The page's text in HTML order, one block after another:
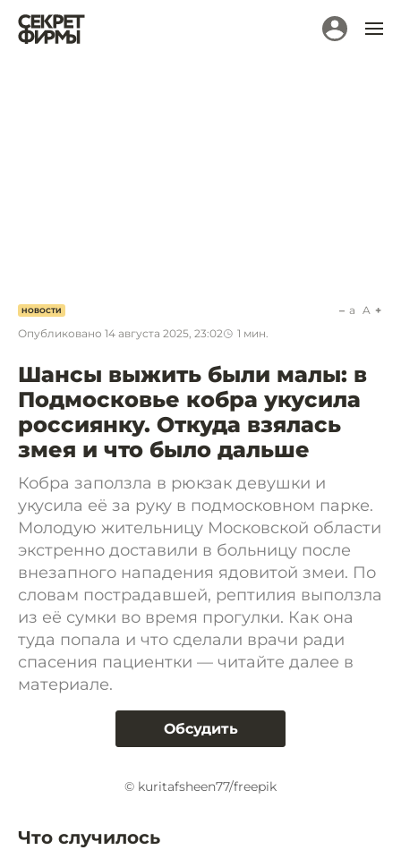
НОВОСТИ
Опубликовано 14 августа 2025, 23:02 1 мин.
a A
Шансы выжить были малы: в
Подмосковье кобра укусила
россиянку. Откуда взялась
змея и что было дальше
Кобра заползла в рюкзак девушки и
укусила её за руку в подмосковном парке.
Молодую жительницу Московской области
экстренно доставили в больницу после
внезапного нападения ядовитой змеи. По
словам пострадавшей, рептилия выползла
из её сумки во время прогулки. Как она
туда попала и что сделали врачи ради
спасения пациентки — читайте далее в
материале.
Обсудить
© kuritafsheen77/freepik
Что случилось